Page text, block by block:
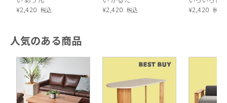
¥2,420 税込
¥2,420 税込
¥2,420 税込
人気のある商品